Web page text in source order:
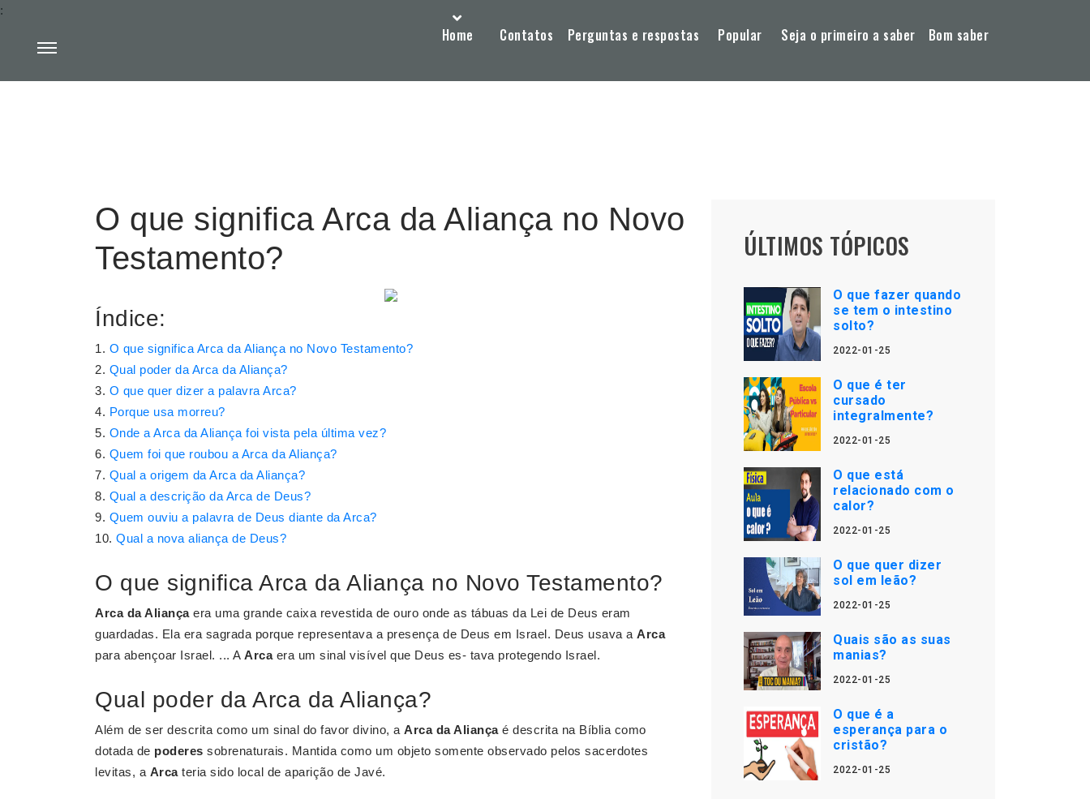
Home Contatos Perguntas e respostas Popular Seja o primeiro a saber Bom saber
:
O que significa Arca da Aliança no Novo
Testamento?
Índice:
O que significa Arca da Aliança no Novo Testamento?
Qual poder da Arca da Aliança?
O que quer dizer a palavra Arca?
Porque usa morreu?
Onde a Arca da Aliança foi vista pela última vez?
Quem foi que roubou a Arca da Aliança?
Qual a origem da Arca da Aliança?
Qual a descrição da Arca de Deus?
Quem ouviu a palavra de Deus diante da Arca?
Qual a nova aliança de Deus?
O que significa Arca da Aliança no Novo Testamento?
Arca da Aliançaera uma grande caixa revestida de ouro onde as tábuas da Lei de Deus eram
guardadas. Ela era sagrada porque representava a presença de Deus em Israel. Deus usava a Arca
para abençoar Israel. ... A Arcaera um sinal visível que Deus es- tava protegendo Israel.
Qual poder da Arca da Aliança?
Além de ser descrita como um sinal do favor divino, a Arca da Aliançaé descrita na Bíblia como
dotada de poderes sobrenaturais. Mantida como um objeto somente observado pelos sacerdotes
levitas, a Arcateria sido local de aparição de Javé.
ÚLTIMOS TÓPICOS
O que fazer quando
se tem o intestino
solto?
2022-01-25
O que é ter
cursado
integralmente?
2022-01-25
O que está
relacionado com o
calor?
2022-01-25
O que quer dizer
sol em leão?
2022-01-25
Quais são as suas
manias?
2022-01-25
O que é a
esperança para o
cristão?
2022-01-25